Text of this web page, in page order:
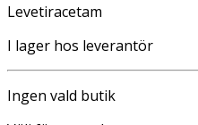
Levetiracetam
I lager hos leverantör
Ingen vald butik